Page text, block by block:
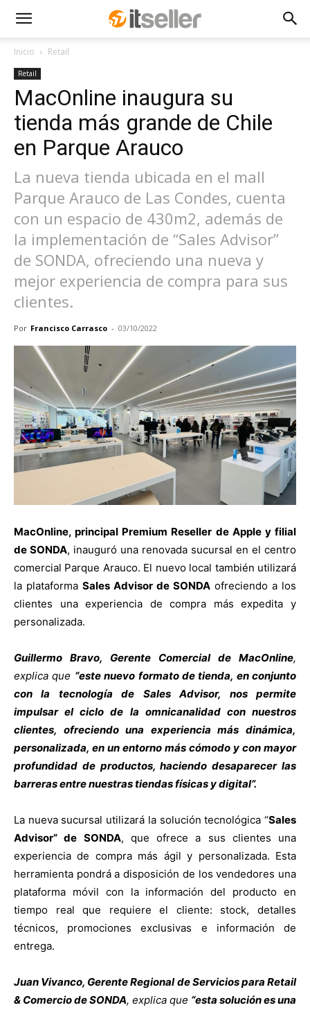
Inicio Retail
Retail
MacOnline inaugura su
tienda más grande de Chile
en Parque Arauco
La nueva tienda ubicada en el mall
Parque Arauco de Las Condes, cuenta
con un espacio de 430m2, además de
la implementación de “Sales Advisor”
de SONDA, ofreciendo una nueva y
mejor experiencia de compra para sus
clientes.
Por Francisco Carrasco - 03/10/2022
MacOnline, principal Premium Reseller de Apple y filial
de SONDA, inauguró una renovada sucursal en el centro
comercial Parque Arauco. El nuevo local también utilizará
la plataforma Sales Advisor de SONDA ofreciendo a los
clientes una experiencia de compra más expedita y
personalizada.
Guillermo Bravo, Gerente Comercial de MacOnline,
explica que “este nuevo formato de tienda, en conjunto
con la tecnología de Sales Advisor, nos permite
impulsar el ciclo de la omnicanalidad con nuestros
clientes, ofreciendo una experiencia más dinámica,
personalizada, en un entorno más cómodo y con mayor
profundidad de productos, haciendo desaparecer las
barreras entre nuestras tiendas físicas y digital”.
La nueva sucursal utilizará la solución tecnológica “Sales
Advisor” de SONDA, que ofrece a sus clientes una
experiencia de compra más ágil y personalizada. Esta
herramienta pondrá a disposición de los vendedores una
plataforma móvil con la información del producto en
tiempo real que requiere el cliente: stock, detalles
técnicos, promociones exclusivas e información de
entrega.
Juan Vivanco, Gerente Regional de Servicios para Retail
& Comercio de SONDA, explica que “esta solución es una